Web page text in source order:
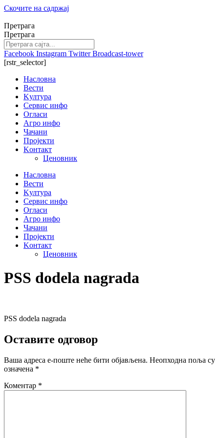
Скочите на садржај
Претрага
Претрага
Facebook Instagram Twitter Broadcast-tower
[rstr_selector]
Насловна
Вести
Kултура
Сервис инфо
Огласи
Агро инфо
Чачани
Пројекти
Kонтакт
Ценовник
Насловна
Вести
Kултура
Сервис инфо
Огласи
Агро инфо
Чачани
Пројекти
Kонтакт
Ценовник
PSS dodela nagrada
PSS dodela nagrada
Оставите одговор
Ваша адреса е-поште неће бити објављена. Неопходна поља су
означена *
Коментар *